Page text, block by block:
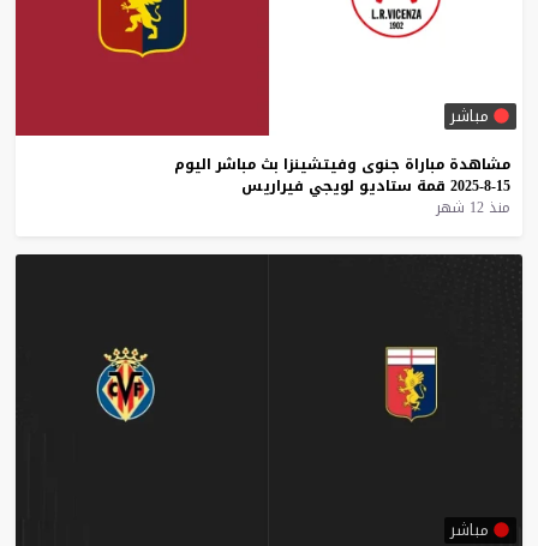
مباشر
مشاهدة مباراة جنوى وفيتشينزا بث مباشر اليوم
15-8-2025
قمة ستاديو لويجي فيراريس
منذ 12 شهر
مباشر